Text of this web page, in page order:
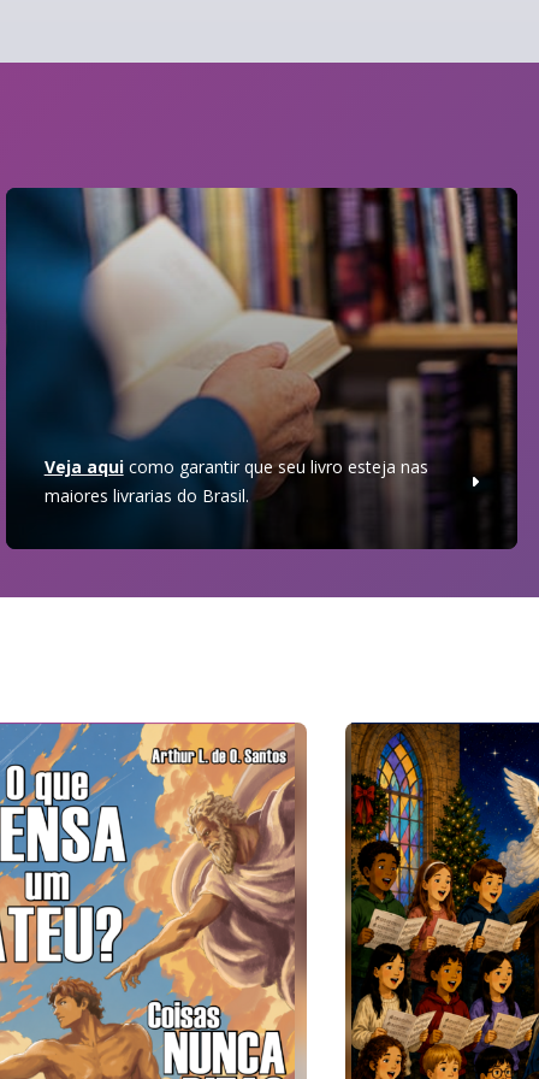
Veja aquicomo garantir que seu livro esteja nas
maiores livrarias do Brasil.